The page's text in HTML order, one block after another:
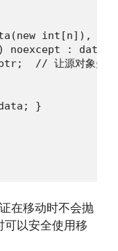
int[n]),
noexcept :
// 让源对象失去
}
在移动时不会抛
可以安全使用移